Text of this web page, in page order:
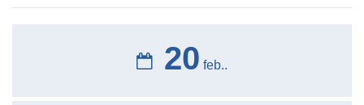
20 feb..